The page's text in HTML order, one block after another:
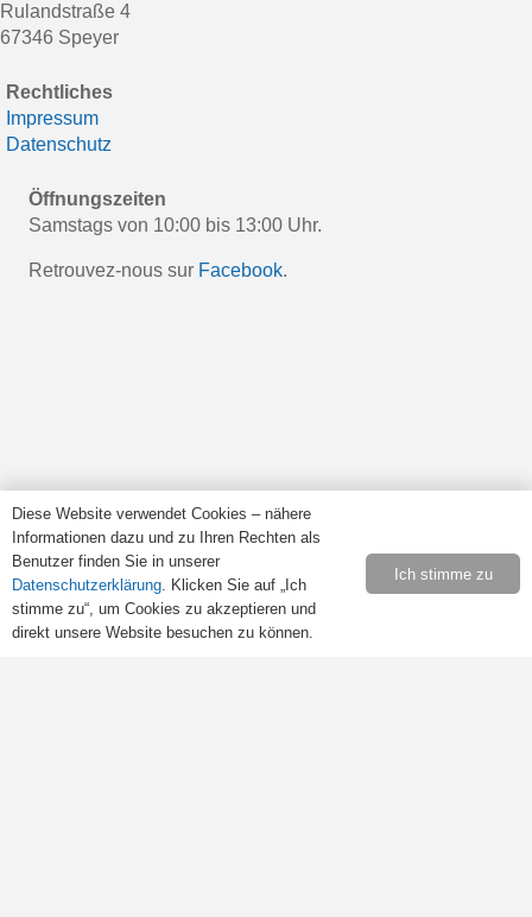
Rulandstraße 4
67346 Speyer
Rechtliches
Impressum
Datenschutz
Öffnungszeiten
Samstags von 10:00 bis 13:00 Uhr.
Retrouvez-nous sur Facebook.
Bibliothèque française Speyer e.V.
Haus der Vereine
Rulandstraße 4
67346 Speyer
Diese Website verwendet Cookies – nähere
Informationen dazu und zu Ihren Rechten als
Benutzer finden Sie in unserer
Datenschutzerklärung. Klicken Sie auf „Ich
stimme zu“, um Cookies zu akzeptieren und
direkt unsere Website besuchen zu können.
Ich stimme zu